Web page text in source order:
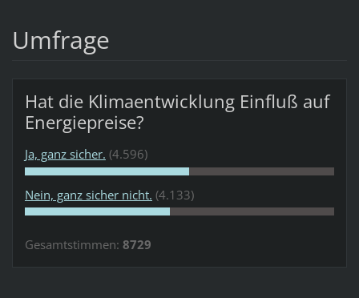
Umfrage
Hat die Klimaentwicklung Einfluß auf
Energiepreise?
Ja, ganz sicher. (4.596)
Nein, ganz sicher nicht. (4.133)
Gesamtstimmen: 8729